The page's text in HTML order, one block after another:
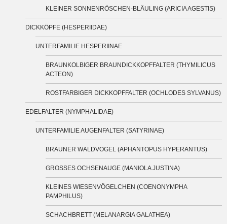
KLEINER SONNENRÖSCHEN-BLÄULING (ARICIA AGESTIS)
DICKKÖPFE (HESPERIIDAE)
UNTERFAMILIE HESPERIINAE
BRAUNKOLBIGER BRAUNDICKKOPFFALTER (THYMILICUS
ACTEON)
ROSTFARBIGER DICKKOPFFALTER (OCHLODES SYLVANUS)
EDELFALTER (NYMPHALIDAE)
UNTERFAMILIE AUGENFALTER (SATYRINAE)
BRAUNER WALDVOGEL (APHANTOPUS HYPERANTUS)
GROSSES OCHSENAUGE (MANIOLA JUSTINA)
KLEINES WIESENVÖGELCHEN (COENONYMPHA
PAMPHILUS)
SCHACHBRETT (MELANARGIA GALATHEA)